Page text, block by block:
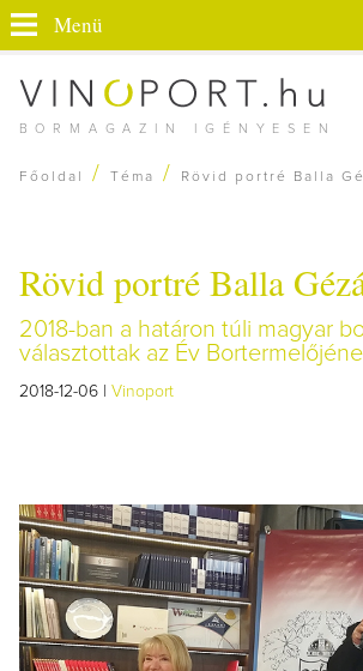
BORMAGAZIN IGÉNYESEN
Menü
Főoldal / Téma / Rövid portré Balla
Rövid portré Balla
2018-ban a határon túli magyar
választottak az Év
2018-12-06 | Vinoport